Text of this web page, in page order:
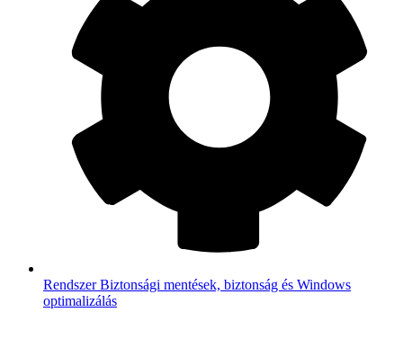
RendszerBiztonsági mentések, biztonság és Windows
optimalizálás